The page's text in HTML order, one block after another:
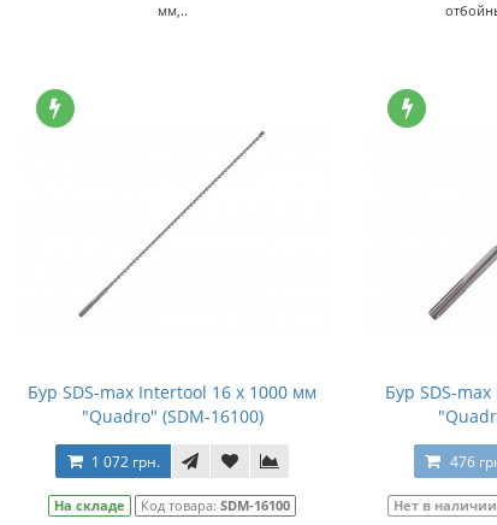
мм,..
Бур SDS-max Intertool 16 х 1000 мм
"Quadro" (SDM-16100)
1 072 грн.
На складе Код товара:SDM-16100
Бур SDS-
476
Нет в наличии